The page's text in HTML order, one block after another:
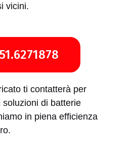
vicini.
ti contatterà per
di batterie
in piena efficienza